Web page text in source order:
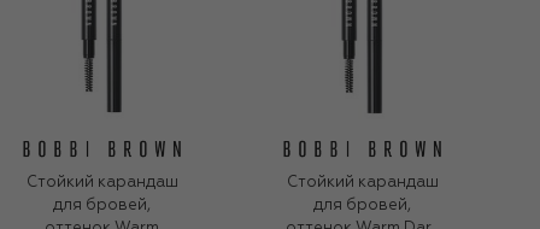
Стойкий карандаш
для бровей,
Стойкий карандаш
для бровей,